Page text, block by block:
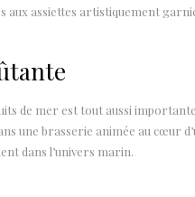
aux assiettes artistiquement
de mer est tout aussi
une brasserie animée au cœur
dans l’univers marin.